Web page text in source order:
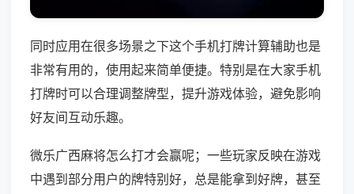
同时应用在很多场景之下这个手机打牌计算辅助也是
非常有用的，使用起来简单便捷。特别是在大家手机
打牌时可以合理调整牌型，提升游戏体验，避免影响
好友间互动乐趣。
微乐广西麻将怎么打才会赢呢；一些玩家反映在游戏
中遇到部分用户的牌特别好，总是能拿到好牌，甚至